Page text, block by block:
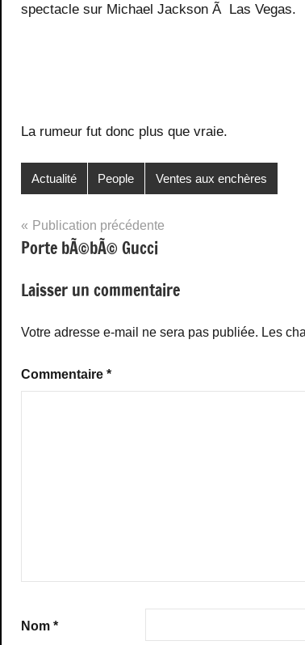
spectacle sur Michael Jackson Ã Las Vegas.
La rumeur fut donc plus que vraie.
Actualité People Ventes aux enchères
Navigation
de
l’article
Publication précédente
Porte bÃ©bÃ© Gucci
Laisser un commentaire
Votre adresse e-mail ne sera pas publiée. Les
Commentaire *
Nom *